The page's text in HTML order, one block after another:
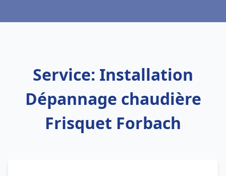
Service: Installation
Dépannage chaudière
Frisquet Forbach